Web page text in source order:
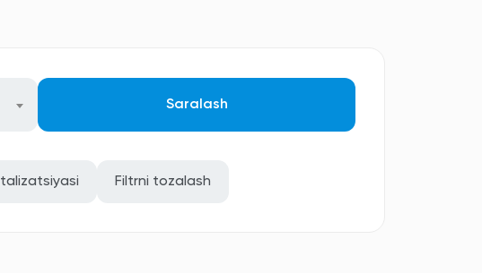
Saralash
Filtrni tozalash